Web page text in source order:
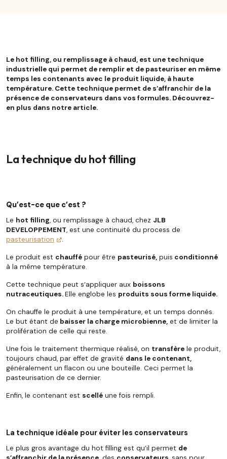
Le hot filling, ou remplissage à chaud, est une technique
industrielle qui permet de remplir et de pasteuriser en même
temps les contenants avec le produit liquide, à haute
température. Cette technique permet de s’affranchir de la
présence de conservateurs dans vos formules. Découvrez-
en plus dans notre article.
La technique du hot filling
Qu’est-ce que c’est ?
Le hot filling, ou remplissage à chaud, chez JLB
DEVELOPPEMENT, est une continuité du process de
pasteurisation
.
Le produit est chauffé pour être pasteurisé, puis conditionné
à la même température.
Cette technique peut s’appliquer aux boissons
nutraceutiques.Elle englobe les produits sous forme liquide.
On chauffe le produit à une température, et un temps donnés.
Le but étant de baisser la charge microbienne, et de limiter la
prolifération de celle qui reste.
Une fois le traitement thermique réalisé, on transfère le produit,
toujours chaud, par effet de gravité dans le contenant,
généralement un flacon ou une bouteille. Ceci permet la
pasteurisation de ce dernier.
Enfin, le contenant est scellé une fois rempli.
La technique idéale pour éviter les conservateurs
Le plus gros avantage du hot filling est qu’il permet de